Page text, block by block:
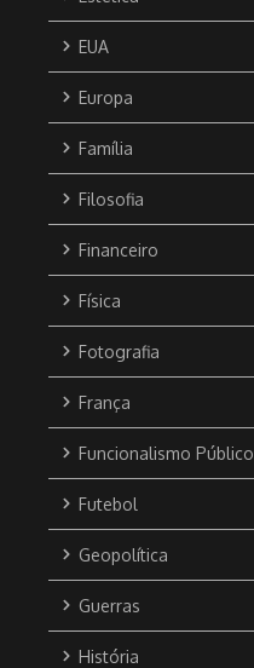
EUA
Europa
Família
Filosofia
Financeiro
Física
Fotografia
França
Funcionalismo Público
Futebol
Geopolítica
Guerras
História